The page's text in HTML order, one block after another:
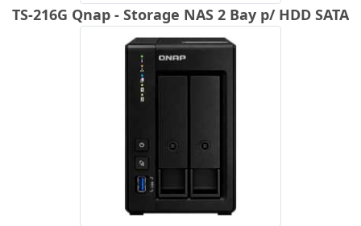
TS-216G Qnap - Storage NAS 2 Bay p/ HDD SATA